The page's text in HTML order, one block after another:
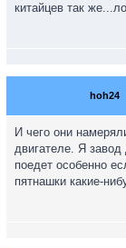
китайцев так
hoh24
И чего они
двигателе. Я
поедет особенно
пятнашки какие-